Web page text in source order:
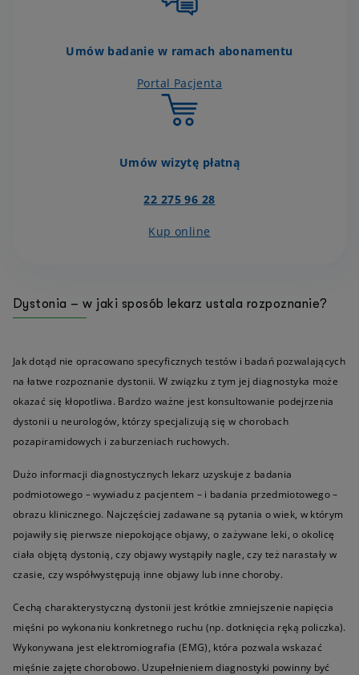
Umów badanie w ramach abonamentu
Portal Pacjenta
Umów wizytę płatną
22 275 96 28
Kup online
Dystonia – w jaki sposób lekarz ustala rozpoznanie?
Jak dotąd nie opracowano specyficznych testów i badań pozwalających
na łatwe rozpoznanie dystonii. W związku z tym jej diagnostyka może
okazać się kłopotliwa. Bardzo ważne jest konsultowanie podejrzenia
dystonii u neurologów, którzy specjalizują się w chorobach
pozapiramidowych i zaburzeniach ruchowych.
Dużo informacji diagnostycznych lekarz uzyskuje z badania
podmiotowego – wywiadu z pacjentem – i badania przedmiotowego –
obrazu klinicznego. Najczęściej zadawane są pytania o wiek, w którym
pojawiły się pierwsze niepokojące objawy, o zażywane leki, o okolicę
ciała objętą dystonią, czy objawy wystąpiły nagle, czy też narastały w
czasie, czy współwystępują inne objawy lub inne choroby.
Cechą charakterystyczną dystonii jest krótkie zmniejszenie napięcia
mięśni po wykonaniu konkretnego ruchu (np. dotknięcia ręką policzka).
Wykonywana jest elektromiografia (EMG), która pozwala wskazać
mięśnie zajęte chorobowo. Uzupełnieniem diagnostyki powinny być